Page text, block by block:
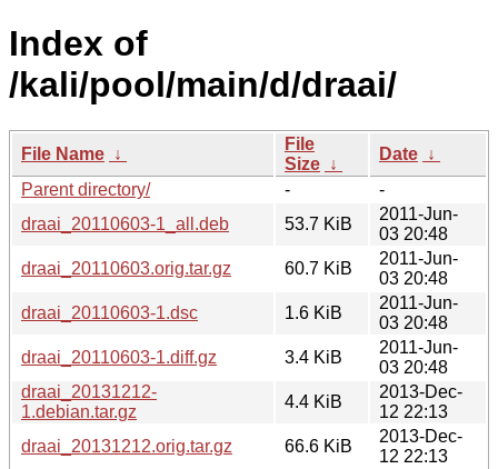
Index of
/kali/pool/main/d/draai/
File Name ↓
File
Size ↓
Date ↓
Parent directory/
-
-
draai_20110603-1_all.deb
53.7 KiB
2011-Jun-
03 20:48
draai_20110603.orig.tar.gz
60.7 KiB
2011-Jun-
03 20:48
draai_20110603-1.dsc
1.6 KiB
2011-Jun-
03 20:48
draai_20110603-1.diff.gz
3.4 KiB
2011-Jun-
03 20:48
draai_20131212-
1.debian.tar.gz
4.4 KiB
2013-Dec-
12 22:13
draai_20131212.orig.tar.gz
66.6 KiB
2013-Dec-
12 22:13